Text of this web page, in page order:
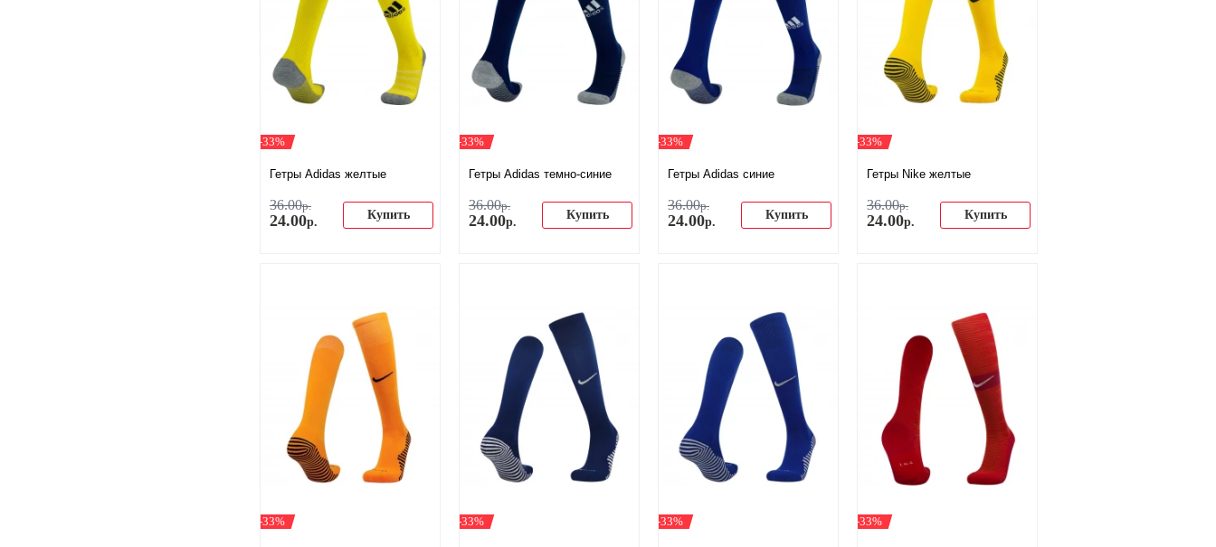
-33%
Гетры Adidas желтые
36.00р.
24.00р. Купить
-33%
Гетры Adidas темно-синие
36.00р.
24.00р. Купить
-33%
Гетры Adidas синие
36.00р.
24.00р. Купить
-33%
Гетры Nike желтые
36.00р.
24.00р. Купить
-33% -33% -33% -33%